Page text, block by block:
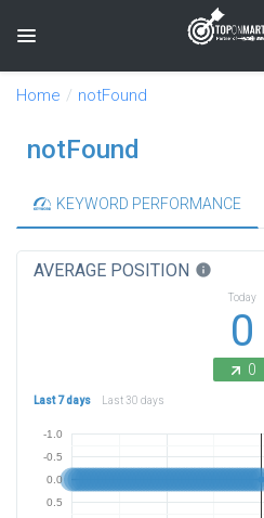
Toggle navigation
Home notFound
notFound
KEYWORD PERFORMANCE
AVERAGE POSITION info
Today
0
0
Last 7 days Last 30 days
-1.0
-0.5
0.0
0.5